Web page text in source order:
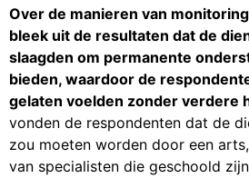
Over de manieren van
bleek uit de resultaten dat de
slaagden om permanente
bieden, waardoor de
gelaten voelden zonder verdere
vonden de respondenten dat de
zou moeten worden door een
van specialisten die geschoold